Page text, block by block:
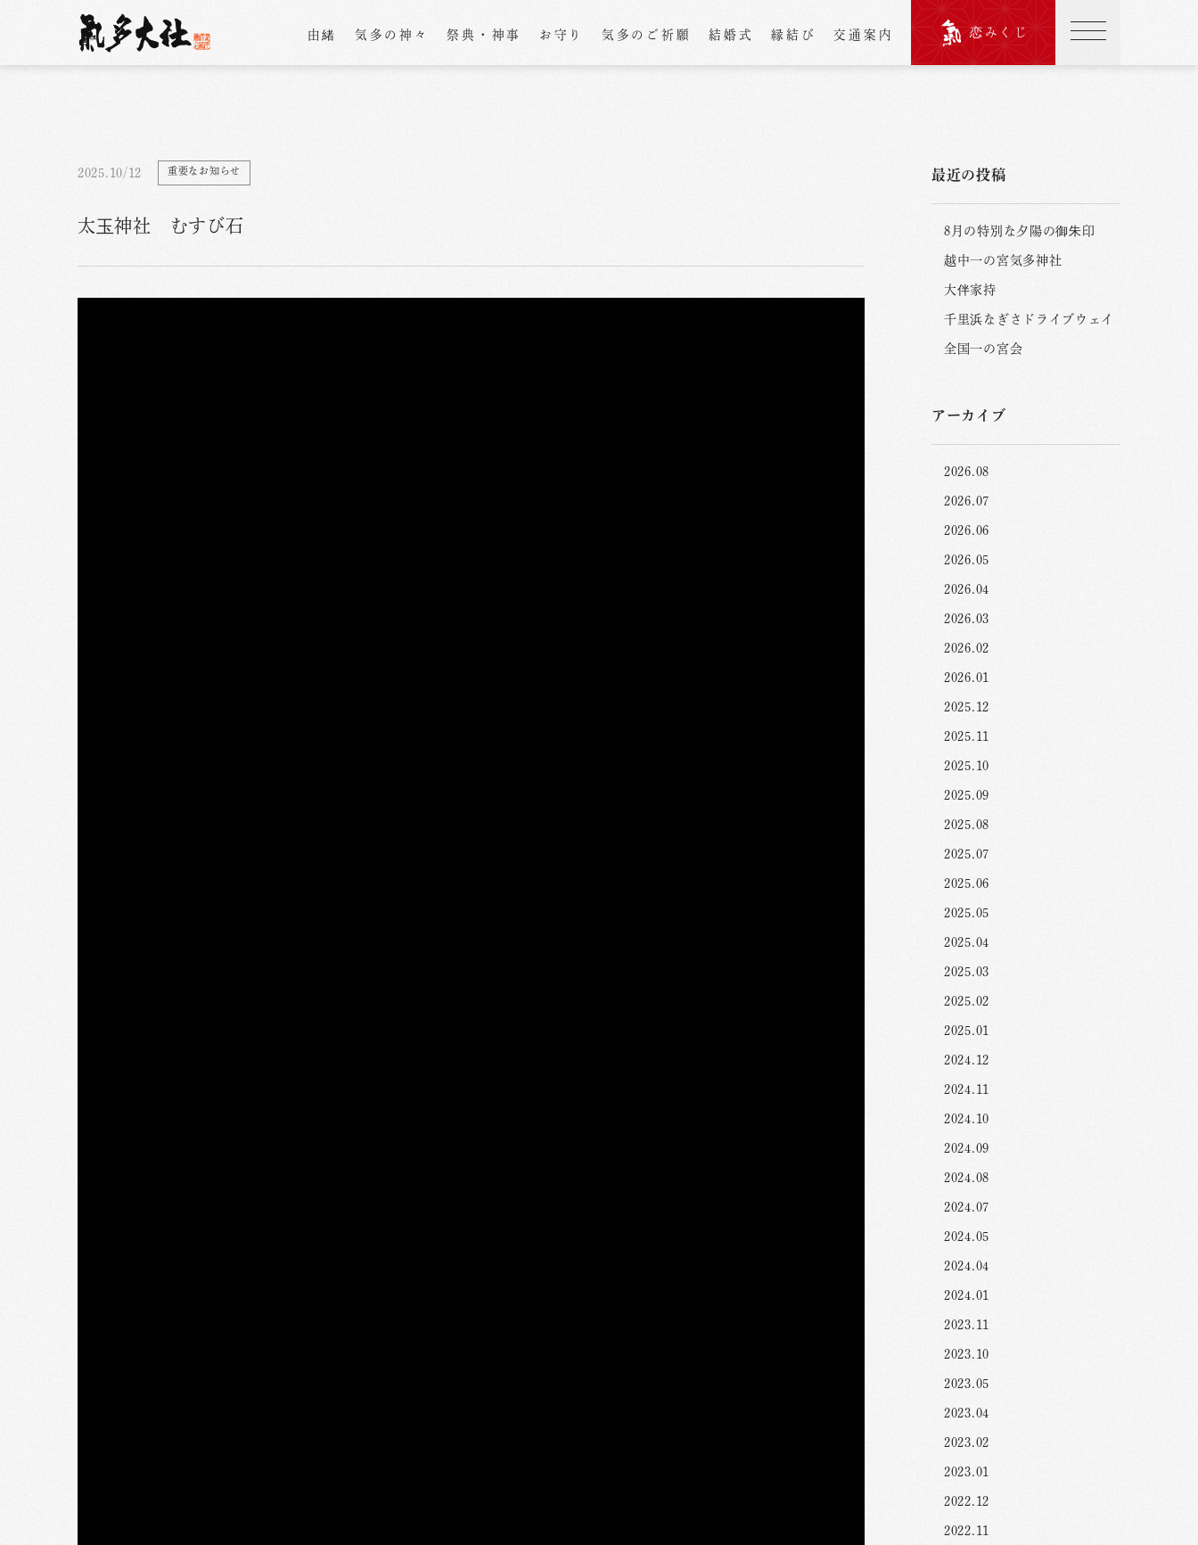
由緒 気多の神々 祭典・神事 お守り 気多のご祈願 結婚式 縁結び 交通案内 恋みくじ
2025.10/12 重要なお知らせ
太玉神社 むすび石
最近の投稿
8月の特別な夕陽の御朱印
越中一の宮気多神社
大伴家持
千里浜なぎさドライブウェイ
全国一の宮会
アーカイブ
2026.08
2026.07
2026.06
2026.05
2026.04
2026.03
2026.02
2026.01
2025.12
2025.11
2025.10
2025.09
2025.08
2025.07
2025.06
2025.05
2025.04
2025.03
2025.02
2025.01
2024.12
2024.11
2024.10
2024.09
2024.08
2024.07
2024.05
2024.04
2024.01
2023.11
2023.10
2023.05
2023.04
2023.02
2023.01
2022.12
2022.11